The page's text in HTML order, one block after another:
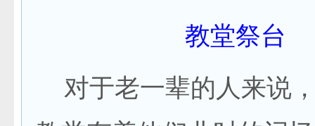
教堂祭台
对于老一辈的人来说